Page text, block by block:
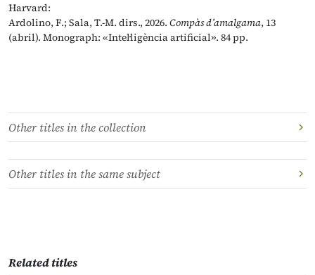
Harvard:
Ardolino, F.; Sala, T.-M. dirs., 2026. Compàs d’amalgama, 13
(abril). Monograph: «Intel·ligència artificial». 84 pp.
Other titles in the collection
Other titles in the same subject
Related titles